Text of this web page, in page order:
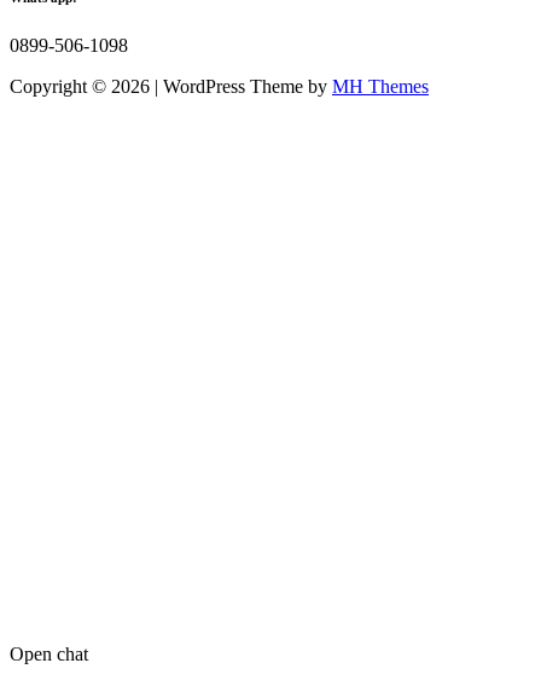
0899-506-1098
Copyright © 2026 | WordPress Theme by MH Themes
Open chat